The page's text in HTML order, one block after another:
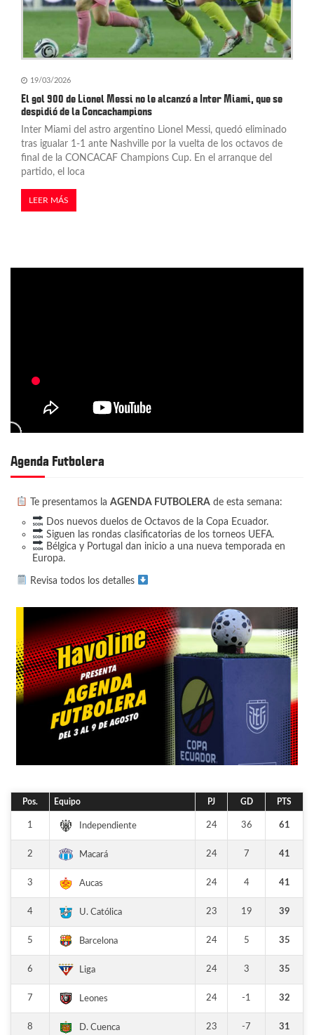
19/03/2026
El gol 900 de Lionel Messi no le alcanzó a Inter Miami, que se
despidió de la Concachampions
Inter Miami del astro argentino Lionel Messi, quedó eliminado
tras igualar 1-1 ante Nashville por la vuelta de los octavos de
final de la CONCACAF Champions Cup. En el arranque del
partido, el loca
LEER MÁS
Agenda Futbolera
Te presentamos la AGENDA FUTBOLERAde esta semana:
Dos nuevos duelos de Octavos de la Copa Ecuador.
Siguen las rondas clasificatorias de los torneos UEFA.
Bélgica y Portugal dan inicio a una nueva temporada en
Europa.
Revisa todos los detalles
Pos. Equipo PJ GD PTS
1 Independiente 24 36 61
2 Macará 24 7 41
3 Aucas 24 4 41
4 U. Católica 23 19 39
5 Barcelona 24 5 35
6 Liga 24 3 35
7 Leones 24 -1 32
8 D. Cuenca 23 -7 31